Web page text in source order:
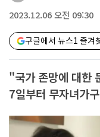
2023.12.06 오전 09:30
구글에서 뉴스1 즐겨
"국가 존망에 대한
7일부터 무자녀가